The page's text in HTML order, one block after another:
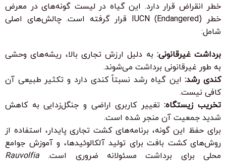
خطر انقراض قرار دارد. این گیاه در لیست گونه‌های در معرض
خطر (Endangered) IUCN قرار گرفته است. چالش‌های اصلی
شامل:
برداشت غیرقانونی: به دلیل ارزش تجاری بالا، ریشه‌های وحشی
به طور غیرقانونی برداشت می‌شوند.
کندی رشد:این گیاه رشد نسبتاً کندی دارد و تکثیر طبیعی آن
کافی نیست.
تخریب زیستگاه:تغییر کاربری اراضی و جنگل‌زدایی به کاهش
شدید جمعیت آن منجر شده است.
برای حفظ این گونه، برنامه‌های کشت تجاری پایدار، استفاده از
روش‌های کشت بافت برای تولید آلکالوئیدها، و آموزش جوامع
محلی برای برداشت مسئولانه ضروری است. Rauvolfia